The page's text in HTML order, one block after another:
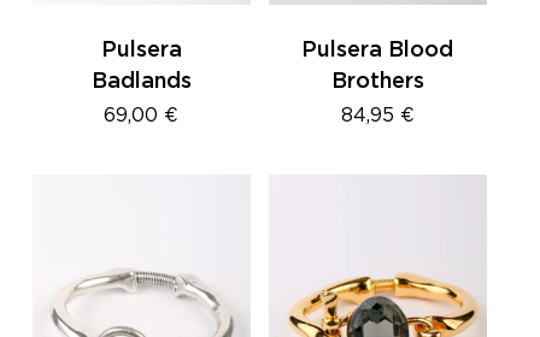
Pulsera
Badlands
69,00 €
Pulsera Blood
Brothers
84,95 €